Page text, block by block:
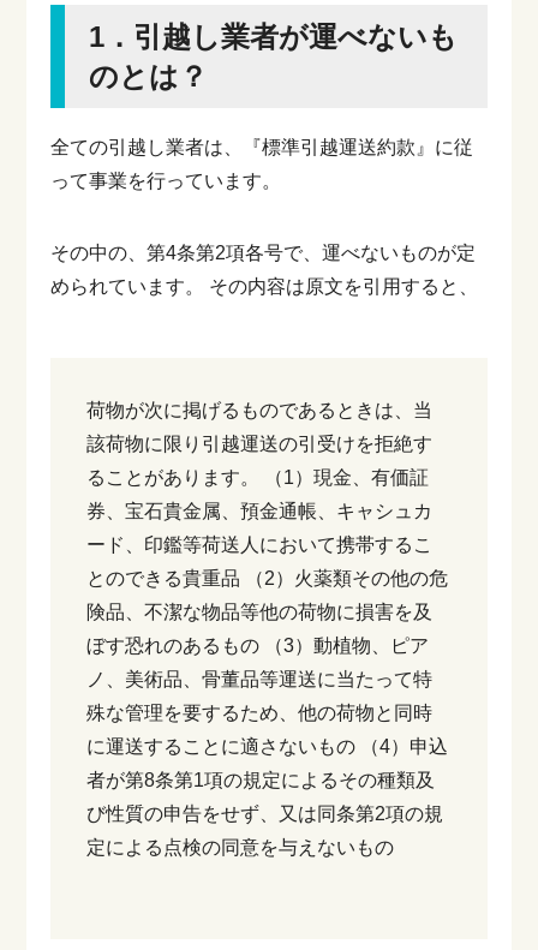
出すればいいのか？・ライフラインは何日前
に手続きすれば間に合うのか？・荷造りはい
つから始めればよいのか？こうした疑問を解
消するには、引っ越し全体の流れを早めに把
1．引越し業者が運べないも
のとは？
全ての引越し業者は、『標準引越運送約款』に従
って事業を行っています。
その中の、第4条第2項各号で、運べないものが定
められています。
その内容は原文を引用すると、
荷物が次に掲げるものであるときは、当
該荷物に限り引越運送の引受けを拒絶す
ることがあります。
（1）現金、有価証
券、宝石貴金属、預金通帳、キャシュカ
ード、印鑑等荷送人において携帯するこ
とのできる貴重品 （2）火薬類その他の危
険品、不潔な物品等他の荷物に損害を及
ぼす恐れのあるもの （3）動植物、ピア
ノ、美術品、骨董品等運送に当たって特
殊な管理を要するため、他の荷物と同時
に運送することに適さないもの （4）申込
者が第8条第1項の規定によるその種類及
び性質の申告をせず、又は同条第2項の規
定による点検の同意を与えないもの